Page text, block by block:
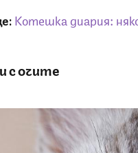
Котешка диария:
с очите